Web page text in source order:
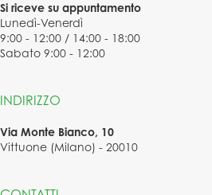
Si riceve su appuntamento
Lunedì-Venerdì
9:00 - 12:00 / 14:00 - 18:00
Sabato 9:00 - 12:00
INDIRIZZO
Via Monte Bianco, 10
Vittuone (Milano) - 20010